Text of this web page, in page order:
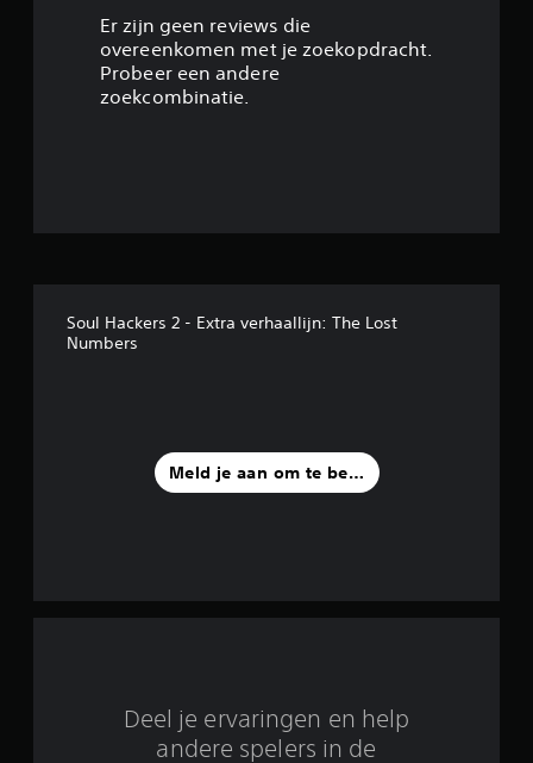
r
1
Er zijn geen reviews die
overeenkomen met je zoekopdracht.
Probeer een andere
zoekcombinatie.
Soul Hackers 2 - Extra verhaallijn: The Lost
Numbers
Meld je aan om te beoordelen
Deel je ervaringen en help
andere spelers in de